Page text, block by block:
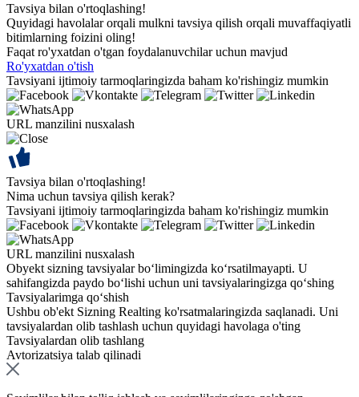
Tavsiya bilan o'rtoqlashing!
Quyidagi havolalar orqali mulkni tavsiya qilish orqali muvaffaqiyatli
bitimlarning foizini oling!
Faqat ro'yxatdan o'tgan foydalanuvchilar uchun mavjud
Ro'yxatdan o'tish
Tavsiyani ijtimoiy tarmoqlaringizda baham ko'rishingiz mumkin
URL manzilini nusxalash
Tavsiya bilan o'rtoqlashing!
Nima uchun tavsiya qilish kerak?
Tavsiyani ijtimoiy tarmoqlaringizda baham ko'rishingiz mumkin
URL manzilini nusxalash
Obyekt sizning tavsiyalar bo‘limingizda ko‘rsatilmayapti. U
sahifangizda paydo bo‘lishi uchun uni tavsiyalaringizga qo‘shing
Tavsiyalarimga qo‘shish
Ushbu ob'ekt Sizning Realting ko'rsatmalaringizda saqlanadi. Uni
tavsiyalardan olib tashlash uchun quyidagi havolaga o'ting
Tavsiyalardan olib tashlang
Avtorizatsiya talab qilinadi